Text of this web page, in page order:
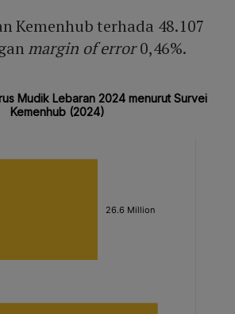
Kemenhub terhada 48.107
margin of error0,46%.